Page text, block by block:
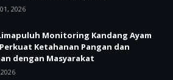
2026
Monitoring Kandang Ayam
Ketahanan Pangan dan
dengan Masyarakat